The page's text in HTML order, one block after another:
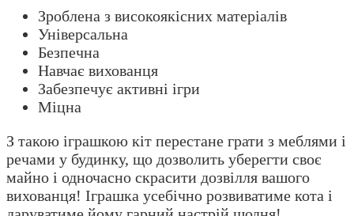
Зроблена з високоякісних матеріалів
Універсальна
Безпечна
Навчає вихованця
Забезпечує активні ігри
Міцна
З такою іграшкою кіт перестане грати з меблями і
речами у будинку, що дозволить уберегти своє
майно і одночасно скрасити дозвілля вашого
вихованця! Іграшка усебічно розвиватиме кота і